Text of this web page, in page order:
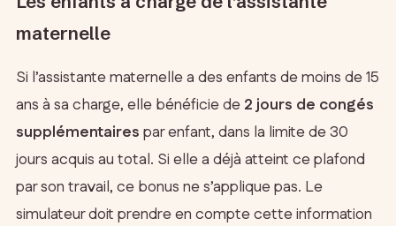
maternelle
Si l’assistante maternelle a des enfants de moins de 15
ans à sa charge, elle bénéficie de 2 jours de congés
supplémentaires par enfant, dans la limite de 30
jours acquis au total. Si elle a déjà atteint ce plafond
par son travail, ce bonus ne s’applique pas. Le
simulateur doit prendre en compte cette information